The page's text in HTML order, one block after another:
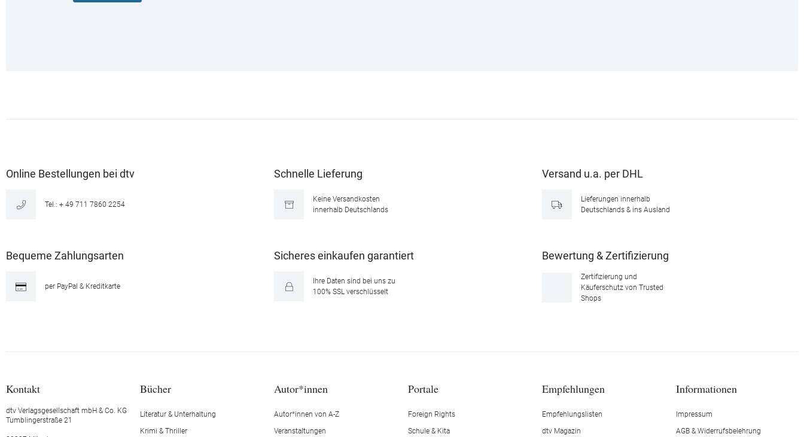
Online Bestellungen bei dtv
Tel.: + 49 711 7860 2254
Schnelle Lieferung
Keine Versandkosten
innerhalb Deutschlands
Versand u.a. per DHL
Lieferungen innerhalb
Deutschlands & ins Ausland
Bequeme Zahlungsarten
per PayPal & Kreditkarte
Sicheres einkaufen garantiert
Ihre Daten sind bei uns zu
100% SSL verschlüsselt
Bewertung & Zertifizierung
Zertifizierung und
Käuferschutz von Trusted
Shops
Kontakt
dtv Verlagsgesellschaft mbH & Co. KG
Tumblingerstraße 21
Bücher
Literatur & Unterhaltung
Krimi & Thriller
Autor*innen
Autor*innen von A-Z
Veranstaltungen
Portale
Foreign Rights
Schule & Kita
Empfehlungen
Empfehlungslisten
dtv Magazin
Informationen
Impressum
AGB & Widerrufsbelehrung